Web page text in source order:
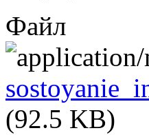
Файл
(92.5 KB)